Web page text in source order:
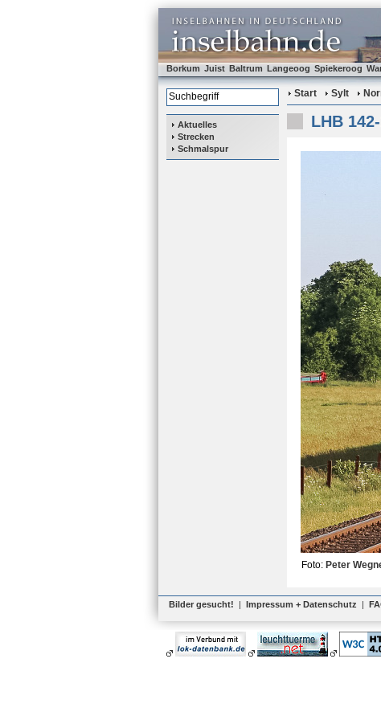
Borkum Juist Baltrum Langeoog Spiekeroog
Aktuelles
Strecken
Schmalspur
Start Sylt
LHB
Foto: Peter
Bilder gesucht! | Impressum + Datenschutz |